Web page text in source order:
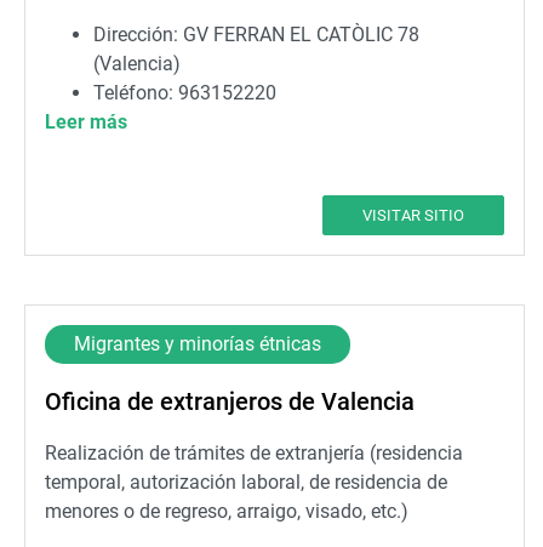
Dirección: GV FERRAN EL CATÒLIC 78
(Valencia)
Teléfono: 963152220
Correo electrónico:
Leer más
VISITAR SITIO
Migrantes y minorías étnicas
Oficina de extranjeros de Valencia
Realización de trámites de extranjería (residencia
temporal, autorización laboral, de residencia de
menores o de regreso, arraigo, visado, etc.)